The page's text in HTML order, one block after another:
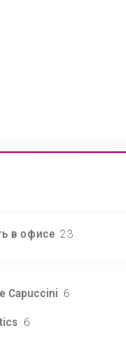
в офисе 23
Capuccini 6
6